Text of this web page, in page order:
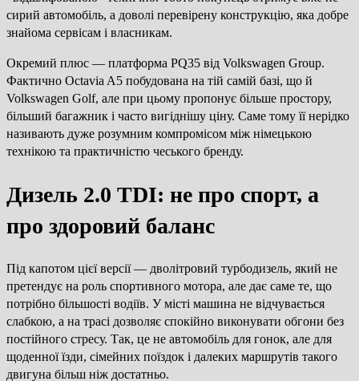
сирий автомобіль, а доволі перевірену конструкцію, яка добре
знайома сервісам і власникам.
Окремий плюс — платформа PQ35 від Volkswagen Group.
Фактично Octavia A5 побудована на тій самій базі, що й
Volkswagen Golf, але при цьому пропонує більше простору,
більший багажник і часто вигіднішу ціну. Саме тому її нерідко
називають дуже розумним компромісом між німецькою
технікою та практичністю чеського бренду.
Дизель 2.0 TDI: не про спорт, а
про здоровий баланс
Під капотом цієї версії — дволітровий турбодизель, який не
претендує на роль спортивного мотора, але дає саме те, що
потрібно більшості водіїв. У місті машина не відчувається
слабкою, а на трасі дозволяє спокійно виконувати обгони без
постійного стресу. Так, це не автомобіль для гонок, але для
щоденної їзди, сімейних поїздок і далеких маршрутів такого
двигуна більш ніж достатньо.